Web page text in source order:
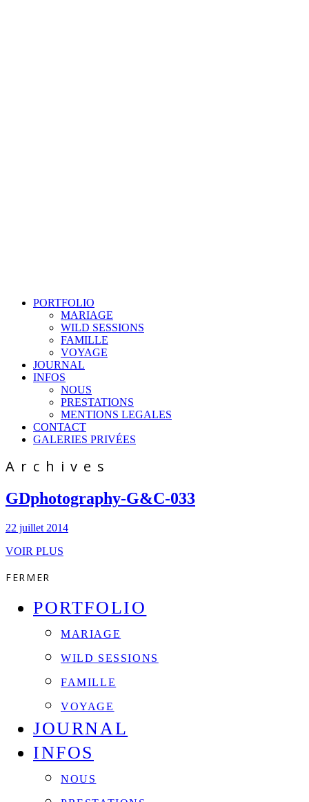
PORTFOLIO
MARIAGE
WILD SESSIONS
FAMILLE
VOYAGE
JOURNAL
INFOS
NOUS
PRESTATIONS
MENTIONS LEGALES
CONTACT
GALERIES PRIVÉES
Archives
GDphotography-G&C-033
22 juillet 2014
VOIR PLUS
FERMER
PORTFOLIO
MARIAGE
WILD SESSIONS
FAMILLE
VOYAGE
JOURNAL
INFOS
NOUS